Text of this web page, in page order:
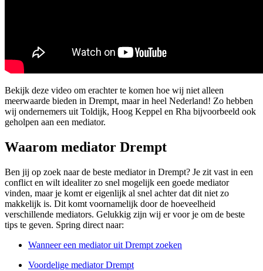
Bekijk deze video om erachter te komen hoe wij niet alleen
meerwaarde bieden in Drempt, maar in heel Nederland! Zo hebben
wij ondernemers uit Toldijk, Hoog Keppel en Rha bijvoorbeeld ook
geholpen aan een mediator.
Waarom mediator Drempt
Ben jij op zoek naar de beste mediator in Drempt? Je zit vast in een
conflict en wilt idealiter zo snel mogelijk een goede mediator
vinden, maar je komt er eigenlijk al snel achter dat dit niet zo
makkelijk is. Dit komt voornamelijk door de hoeveelheid
verschillende mediators. Gelukkig zijn wij er voor je om de beste
tips te geven. Spring direct naar:
Wanneer een mediator uit Drempt zoeken
Voordelige mediator Drempt